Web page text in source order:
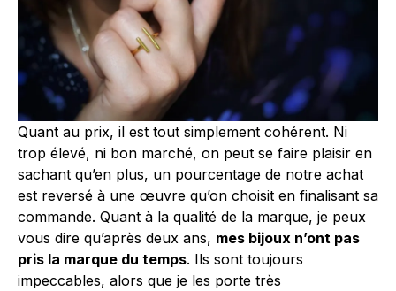
Quant au prix, il est tout simplement cohérent. Ni
trop élevé, ni bon marché, on peut se faire plaisir en
sachant qu’en plus, un pourcentage de notre achat
est reversé à une œuvre qu’on choisit en finalisant sa
commande. Quant à la qualité de la marque, je peux
vous dire qu’après deux ans, mes bijoux n’ont pas
pris la marque du temps. Ils sont toujours
impeccables, alors que je les porte très